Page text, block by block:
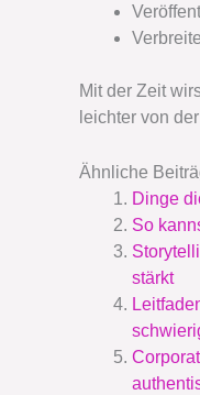
Mit der Zeit
leichter von
Ähnliche
Dinge
So
stärkt